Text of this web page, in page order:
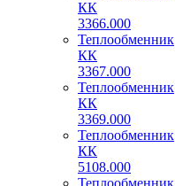
КК
3366.000
Теплообменник
КК
3367.000
Теплообменник
КК
3369.000
Теплообменник
КК
5108.000